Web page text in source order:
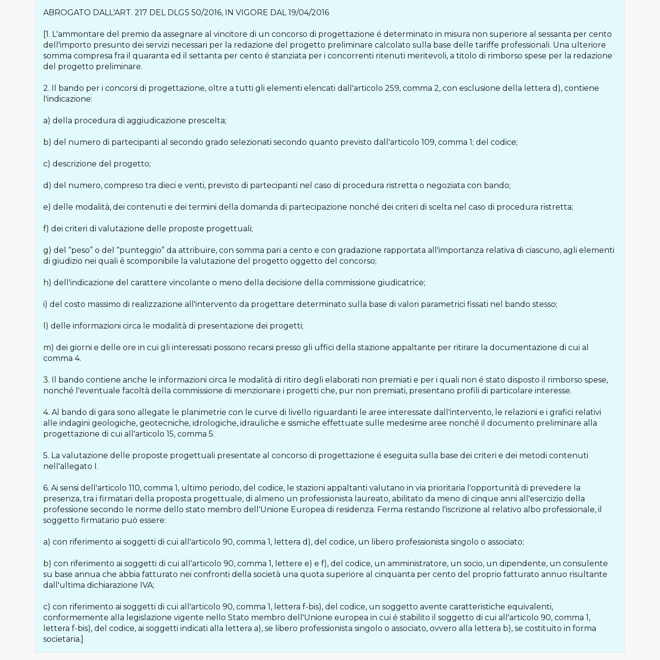
ABROGATO DALL'ART. 217 DEL DLGS 50/2016, IN VIGORE DAL 19/04/2016
[1. L'ammontare del premio da assegnare al vincitore di un concorso di progettazione é determinato in misura non superiore al sessanta per cento
dell'importo presunto dei servizi necessari per la redazione del progetto preliminare calcolato sulla base delle tariffe professionali. Una ulteriore
somma compresa fra il quaranta ed il settanta per cento é stanziata per i concorrenti ritenuti meritevoli, a titolo di rimborso spese per la redazione
del progetto preliminare.
2. Il bando per i concorsi di progettazione, oltre a tutti gli elementi elencati dall'articolo 259, comma 2, con esclusione della lettera d), contiene
l'indicazione:
a) della procedura di aggiudicazione prescelta;
b) del numero di partecipanti al secondo grado selezionati secondo quanto previsto dall'articolo 109, comma 1; del codice;
c) descrizione del progetto;
d) del numero, compreso tra dieci e venti, previsto di partecipanti nel caso di procedura ristretta o negoziata con bando;
e) delle modalità, dei contenuti e dei termini della domanda di partecipazione nonché dei criteri di scelta nel caso di procedura ristretta;
f) dei criteri di valutazione delle proposte progettuali;
g) del “peso” o del “punteggio” da attribuire, con somma pari a cento e con gradazione rapportata all'importanza relativa di ciascuno, agli elementi
di giudizio nei quali é scomponibile la valutazione del progetto oggetto del concorso;
h) dell'indicazione del carattere vincolante o meno della decisione della commissione giudicatrice;
i) del costo massimo di realizzazione all'intervento da progettare determinato sulla base di valori parametrici fissati nel bando stesso;
l) delle informazioni circa le modalità di presentazione dei progetti;
m) dei giorni e delle ore in cui gli interessati possono recarsi presso gli uffici della stazione appaltante per ritirare la documentazione di cui al
comma 4.
3. Il bando contiene anche le informazioni circa le modalità di ritiro degli elaborati non premiati e per i quali non é stato disposto il rimborso spese,
nonché l'eventuale facoltà della commissione di menzionare i progetti che, pur non premiati, presentano profili di particolare interesse.
4. Al bando di gara sono allegate le planimetrie con le curve di livello riguardanti le aree interessate dall'intervento, le relazioni e i grafici relativi
alle indagini geologiche, geotecniche, idrologiche, idrauliche e sismiche effettuate sulle medesime aree nonché il documento preliminare alla
progettazione di cui all'articolo 15, comma 5.
5. La valutazione delle proposte progettuali presentate al concorso di progettazione é eseguita sulla base dei criteri e dei metodi contenuti
nell'allegato I.
6. Ai sensi dell'articolo 110, comma 1, ultimo periodo, del codice, le stazioni appaltanti valutano in via prioritaria l'opportunità di prevedere la
presenza, tra i firmatari della proposta progettuale, di almeno un professionista laureato, abilitato da meno di cinque anni all'esercizio della
professione secondo le norme dello stato membro dell'Unione Europea di residenza. Ferma restando l'iscrizione al relativo albo professionale, il
soggetto firmatario può essere:
a) con riferimento ai soggetti di cui all'articolo 90, comma 1, lettera d), del codice, un libero professionista singolo o associato;
b) con riferimento ai soggetti di cui all'articolo 90, comma 1, lettere e) e f), del codice, un amministratore, un socio, un dipendente, un consulente
su base annua che abbia fatturato nei confronti della società una quota superiore al cinquanta per cento del proprio fatturato annuo risultante
dall'ultima dichiarazione IVA;
c) con riferimento ai soggetti di cui all'articolo 90, comma 1, lettera f-bis), del codice, un soggetto avente caratteristiche equivalenti,
conformemente alla legislazione vigente nello Stato membro dell'Unione europea in cui é stabilito il soggetto di cui all'articolo 90, comma 1,
lettera f-bis), del codice, ai soggetti indicati alla lettera a), se libero professionista singolo o associato, ovvero alla lettera b), se costituito in forma
societaria.]